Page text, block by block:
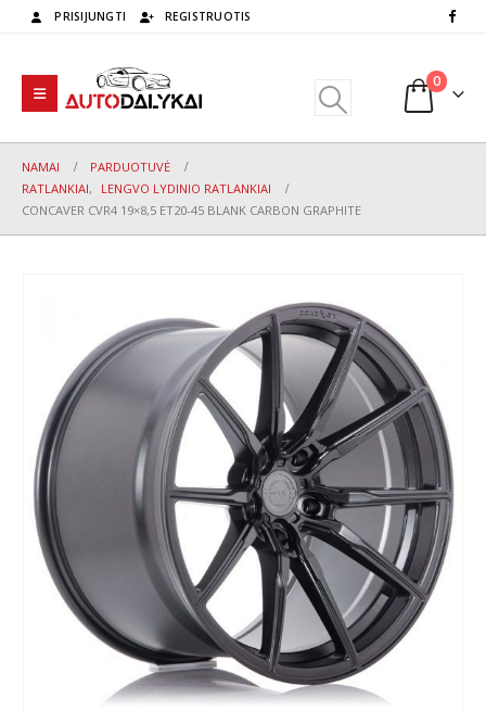
PRISIJUNGTI REGISTRUOTIS
0
NAMAI
PARDUOTUVĖ
RATLANKIAI,
LENGVO LYDINIO RATLANKIAI
CONCAVER CVR4 19×8,5 ET20-45 BLANK CARBON GRAPHITE